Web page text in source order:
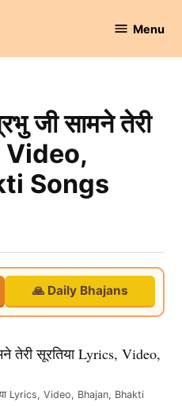
Menu
जी सामने तेरी
Video,
Songs
🙏 Daily Bhajans
Lyrics, Video, Bhajan, Bhakti